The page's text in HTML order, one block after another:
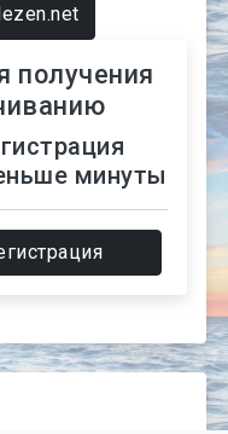
получения
минуты